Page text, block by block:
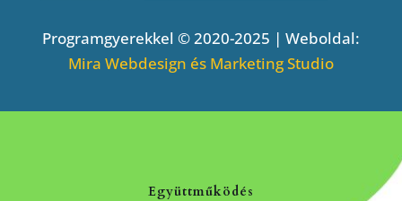
Programgyerekkel © 2020-2025 | Weboldal:
Mira Webdesign és Marketing Studio
Együttműködés